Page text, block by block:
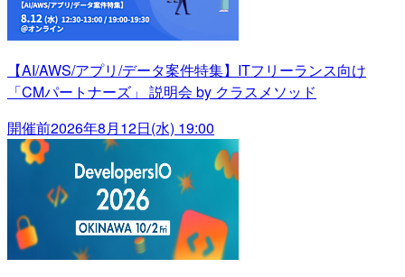
【AI/AWS/アプリ/データ案件特集】ITフリーランス向け
「CMパートナーズ」 説明会 by クラスメソッド
開催前2026年8月12日(水) 19:00